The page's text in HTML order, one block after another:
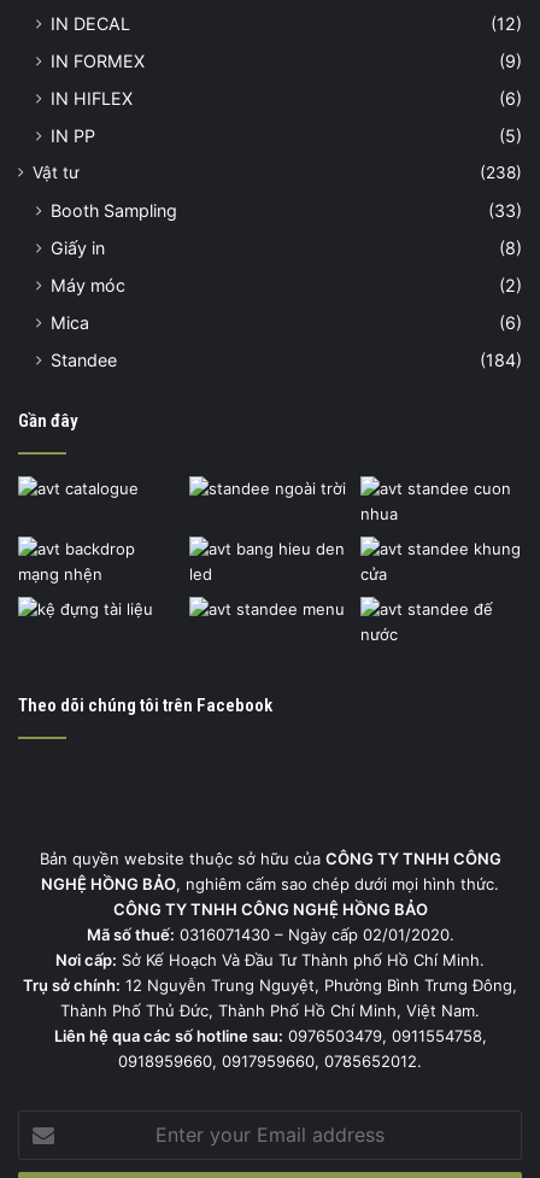
IN DECAL
(12)
IN FORMEX
(9)
IN HIFLEX
(6)
IN PP
(5)
Vật tư (238)
Booth Sampling
(33)
Giấy in
(8)
Máy móc
(2)
Mica
(6)
Standee
(184)
Gần đây
Theo dõi chúng tôi trên Facebook
Bản quyền website thuộc sở hữu của CÔNG TY TNHH CÔNG
NGHỆ HỒNG BẢO, nghiêm cấm sao chép dưới mọi hình thức.
CÔNG TY TNHH CÔNG NGHỆ HỒNG BẢO
Mã số thuế: 0316071430 – Ngày cấp 02/01/2020.
Nơi cấp: Sở Kế Hoạch Và Đầu Tư Thành phố Hồ Chí Minh.
Trụ sở chính: 12 Nguyễn Trung Nguyệt, Phường Bình Trưng Đông,
Thành Phố Thủ Đức, Thành Phố Hồ Chí Minh, Việt Nam.
Liên hệ qua các số hotline sau: 0976503479, 0911554758,
0918959660, 0917959660, 0785652012.
your
Email